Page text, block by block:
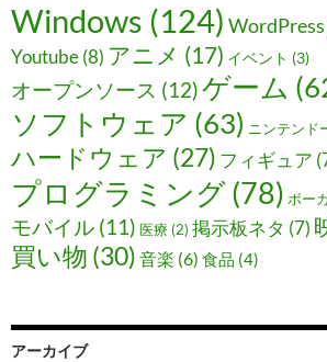
Windows (124) WordPress
Youtube(8) アニメ (17) イベント (3)
オープンソース (12)ゲーム
ソフトウェア (63) ニンテンド
ハードウェア (27) フィギュア
プログラミング(78) ボー
モバイル (11) 医療 (2) 掲示板ネタ (7)
買い物 (30) 音楽 (6) 食品 (4)
アーカイブ